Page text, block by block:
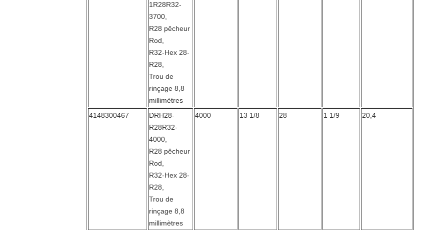
1R28R32-
3700,
R28 pêcheur
Rod,
R32-Hex 28-
R28,
Trou de
rinçage 8,8
millimètres
4148300467
DRH28-
R28R32-
4000,
R28 pêcheur
Rod,
R32-Hex 28-
R28,
Trou de
rinçage 8,8
millimètres
4000 13 1/8 28 1 1/9 20,4